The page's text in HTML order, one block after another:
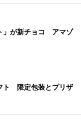
」が新チョコ アマゾ
ト 限定包装とプリザ